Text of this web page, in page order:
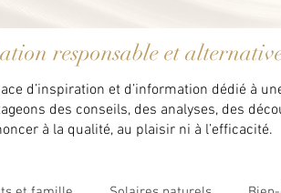
responsable et
d’inspiration et d’information dédié à
des conseils, des analyses, des
à la qualité, au plaisir ni à l’efficacité.